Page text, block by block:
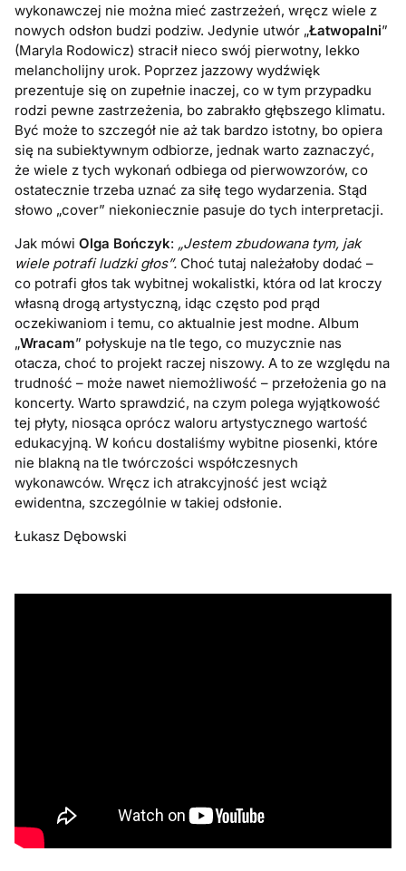
wykonawczej nie można mieć zastrzeżeń, wręcz wiele z
nowych odsłon budzi podziw. Jedynie utwór „Łatwopalni”
(Maryla Rodowicz) stracił nieco swój pierwotny, lekko
melancholijny urok. Poprzez jazzowy wydźwięk
prezentuje się on zupełnie inaczej, co w tym przypadku
rodzi pewne zastrzeżenia, bo zabrakło głębszego klimatu.
Być może to szczegół nie aż tak bardzo istotny, bo opiera
się na subiektywnym odbiorze, jednak warto zaznaczyć,
że wiele z tych wykonań odbiega od pierwowzorów, co
ostatecznie trzeba uznać za siłę tego wydarzenia. Stąd
słowo „cover” niekoniecznie pasuje do tych interpretacji.
Jak mówiOlga Bończyk: „Jestem zbudowana tym, jak
wiele potrafi ludzki głos”. Choć tutaj należałoby dodać –
co potrafi głos tak wybitnej wokalistki, która od lat kroczy
własną drogą artystyczną, idąc często pod prąd
oczekiwaniom i temu, co aktualnie jest modne. Album
„Wracam” połyskuje na tle tego, co muzycznie nas
otacza, choć to projekt raczej niszowy. A to ze względu na
trudność – może nawet niemożliwość – przełożenia go na
koncerty. Warto sprawdzić, na czym polega wyjątkowość
tej płyty, niosąca oprócz waloru artystycznego wartość
edukacyjną. W końcu dostaliśmy wybitne piosenki, które
nie blakną na tle twórczości współczesnych
wykonawców. Wręcz ich atrakcyjność jest wciąż
ewidentna, szczególnie w takiej odsłonie.
Łukasz Dębowski